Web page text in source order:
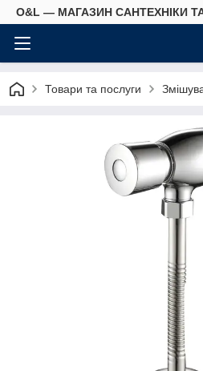
O&L — МАГАЗИН САНТЕХНІКИ
Товари та послуги